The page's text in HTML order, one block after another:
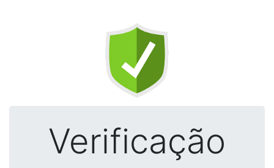
Verificação